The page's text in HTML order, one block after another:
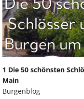
1 Die 50 schönsten
Main
Burgenblog